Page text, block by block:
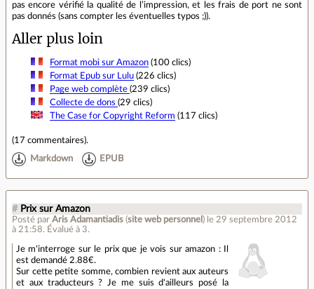
pas encore vérifié la qualité de l’impression, et les frais de port ne sont
pas donnés (sans compter les éventuelles typos ;)).
Aller plus loin
Format mobi sur Amazon(100 clics)
Format Epub sur Lulu(226 clics)
Page web complète (239 clics)
Collecte de dons (29 clics)
The Case for Copyright Reform (117 clics)
(17 commentaires).
Markdown EPUB
# Prix sur Amazon
Posté par Aris Adamantiadis (site web personnel ) le 29 septembre 2012
à 21:58. Évalué à 3.
Je m'interroge sur le prix que je vois sur amazon : Il
est demandé 2.88€.
Sur cette petite somme, combien revient aux auteurs
et aux traducteurs ? Je me suis d'ailleurs posé la